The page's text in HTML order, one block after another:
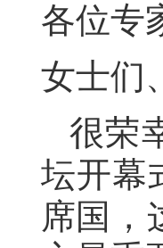
各位专
女士们
很荣
坛开幕
席国，